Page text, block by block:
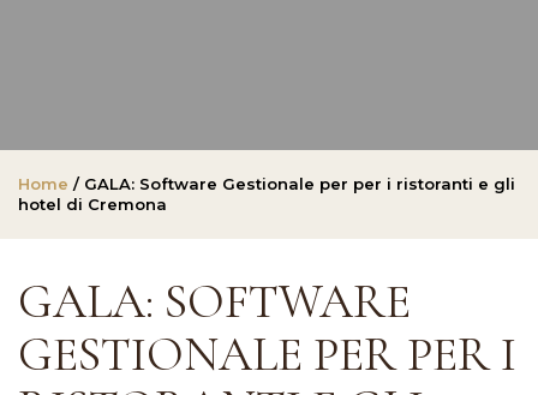
Home / GALA: Software Gestionale per per i ristoranti e gli
hotel di Cremona
GALA: SOFTWARE
GESTIONALE PER PER I